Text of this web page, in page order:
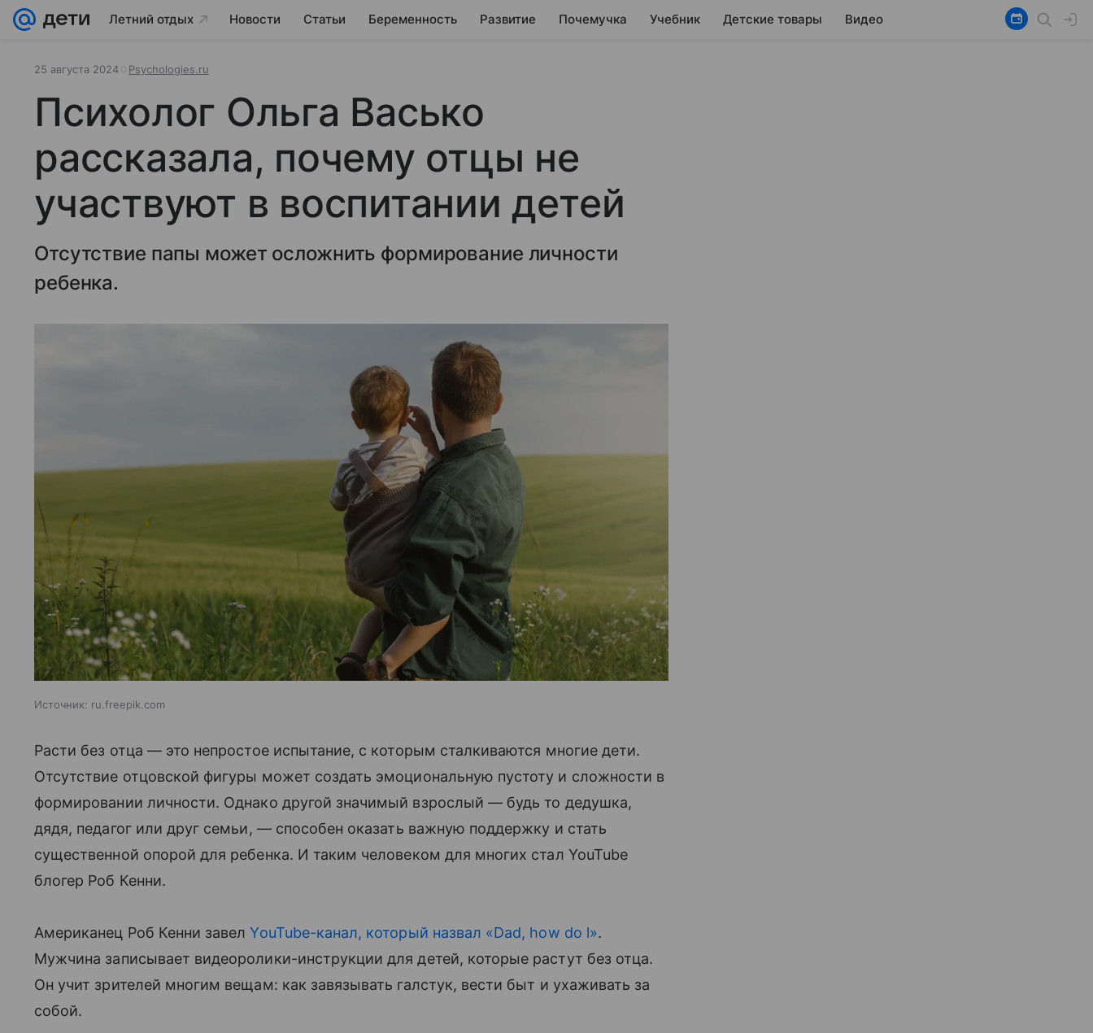
Летний отдых Новости Статьи Беременность Развитие Почемучка Учебник Детские товары Видео
25 августа 2024 Psychologies.ru
Психолог Ольга Васько
рассказала, почему отцы не
участвуют в воспитании детей
Отсутствие папы может осложнить формирование личности
ребенка.
Источник: ru.freepik.com
Расти без отца — это непростое испытание, с которым сталкиваются многие дети.
Отсутствие отцовской фигуры может создать эмоциональную пустоту и сложности в
формировании личности. Однако другой значимый взрослый — будь то дедушка,
дядя, педагог или друг семьи, — способен оказать важную поддержку и стать
существенной опорой для ребенка. И таким человеком для многих стал YouTube
блогер Роб Кенни.
Американец Роб Кенни завелYouTube-канал, который назвал «Dad, how do l».
Мужчина записывает видеоролики-инструкции для детей, которые растут без отца.
Он учит зрителей многим вещам: как завязывать галстук, вести быт и ухаживать за
собой.